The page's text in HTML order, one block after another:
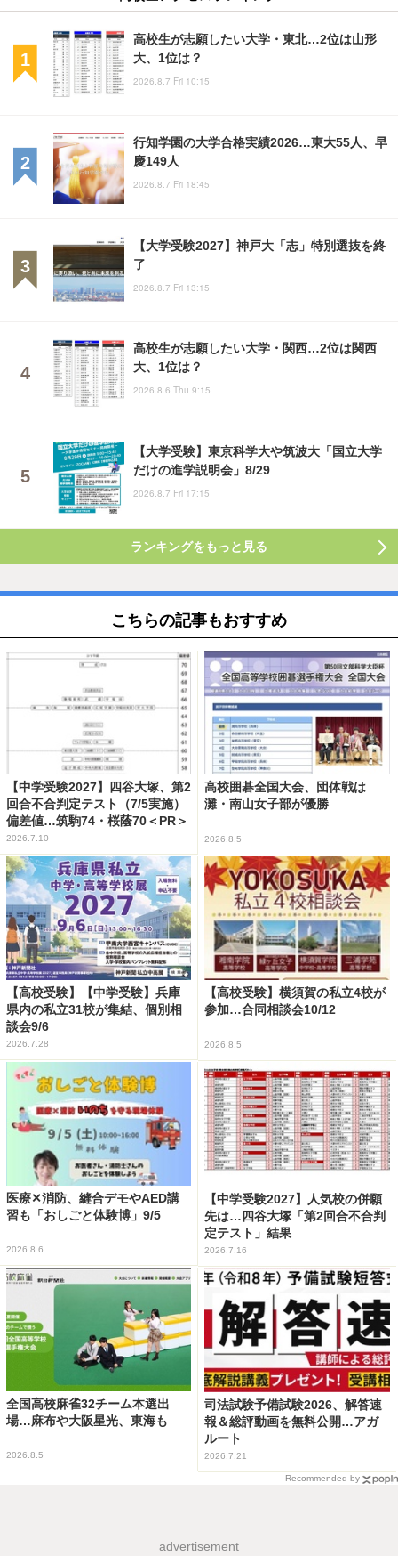
高校生が志願したい大学・東北…2位は山形
大、1位は？
2026.8.7 Fri 10:15
行知学園の大学合格実績2026…東大55人、早
慶149人
2026.8.7 Fri 18:45
【大学受験2027】神戸大「志」特別選抜を終
了
2026.8.7 Fri 13:15
高校生が志願したい大学・関西…2位は関西
大、1位は？
2026.8.6 Thu 9:15
【大学受験】東京科学大や筑波大「国立大学
だけの進学説明会」8/29
2026.8.7 Fri 17:15
ランキングをもっと見る
こちらの記事もおすすめ
【中学受験2027】四谷大塚、第2
回合不合判定テスト（7/5実施）
偏差値…筑駒74・桜蔭70＜PR＞
2026.7.10
高校囲碁全国大会、団体戦は
灘・南山女子部が優勝
2026.8.5
【高校受験】【中学受験】兵庫
県内の私立31校が集結、個別相
談会9/6
2026.7.28
【高校受験】横須賀の私立4校が
参加…合同相談会10/12
2026.8.5
医療✕消防、縫合デモやAED講
習も「おしごと体験博」9/5
2026.8.6
【中学受験2027】人気校の併願
先は…四谷大塚「第2回合不合判
定テスト」結果
2026.7.16
全国高校麻雀32チーム本選出
場…麻布や大阪星光、東海も
2026.8.5
司法試験予備試験2026、解答速
報＆総評動画を無料公開…アガ
ルート
2026.7.21
Recommended by
advertisement